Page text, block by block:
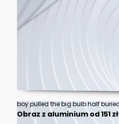
Obraz z aluminium od 151 zł